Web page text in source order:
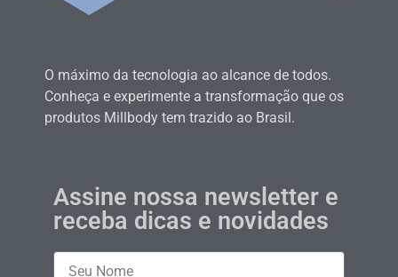
O máximo da tecnologia ao alcance de todos.
Conheça e experimente a transformação que os
produtos Millbody tem trazido ao Brasil.
Assine nossa newsletter e
receba dicas e novidades